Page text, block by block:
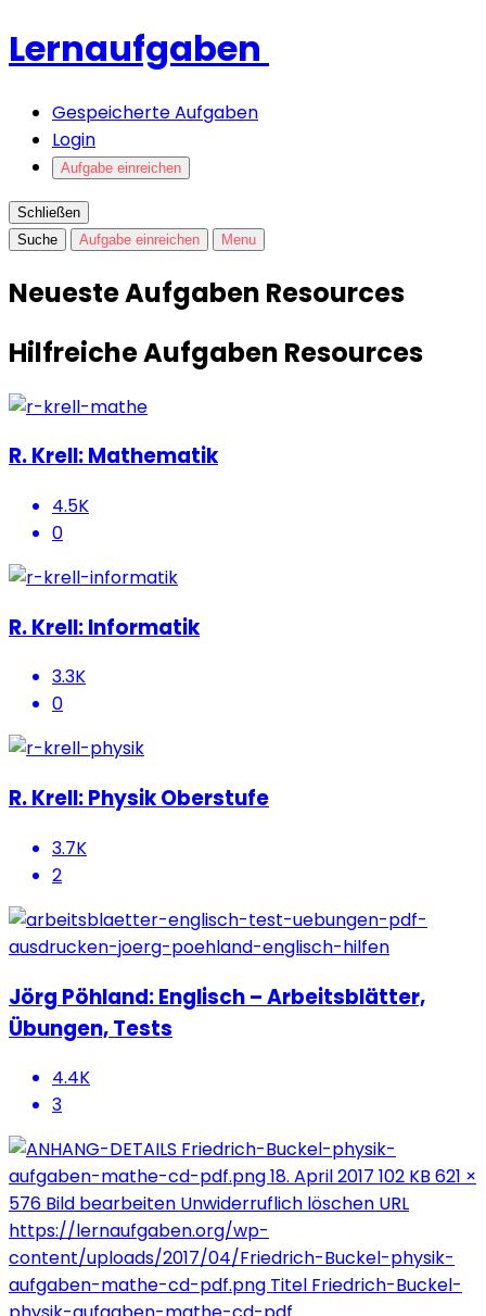
Lernaufgaben
Gespeicherte Aufgaben
Login
Aufgabe einreichen
Schließen
Suche
Aufgabe einreichen Menu
Neueste Aufgaben Resources
Hilfreiche Aufgaben Resources
R. Krell: Mathematik
4.5K
0
R. Krell: Informatik
3.3K
0
R. Krell: Physik Oberstufe
3.7K
2
Jörg Pöhland: Englisch – Arbeitsblätter,
Übungen, Tests
4.4K
3